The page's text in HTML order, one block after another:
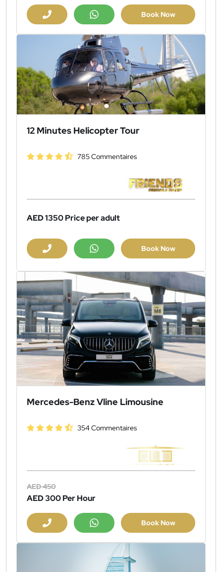
Book Now
12 Minutes Helicopter Tour
785 Commentaires
AED 1350Price per adult
Book Now
Mercedes-Benz Vline Limousine
354 Commentaires
AED 450
AED 300Per Hour
Book Now